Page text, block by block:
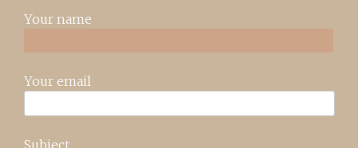
Your name
Your email
Subject